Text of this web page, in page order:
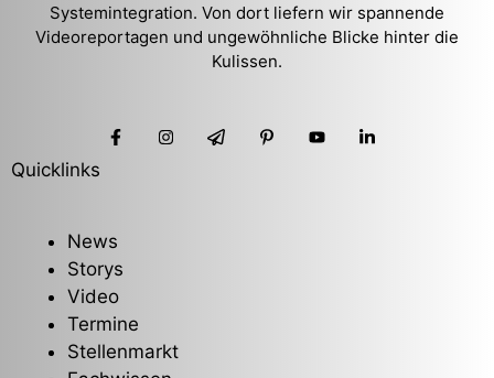
Systemintegration. Von dort liefern wir spannende
Videoreportagen und ungewöhnliche Blicke hinter die
Kulissen.
Quicklinks
News
Storys
Video
Termine
Stellenmarkt